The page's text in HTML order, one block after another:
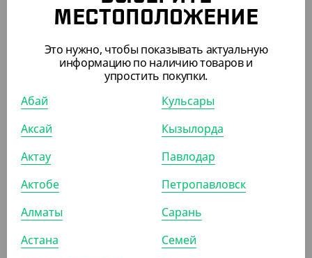
КОР (500)
АРТ. 24017
(16.60₸
УП (100)
МЕСТОПОЛОЖЕНИЕ
Это нужно, чтобы показывать актуальную
информацию по наличию товаров и
упростить покупки.
Абай
Аксай
Актау
Актобе
Алматы
Астана
Кульсары
Кызылорда
Павлодар
Петропавловск
Сарань
Семей